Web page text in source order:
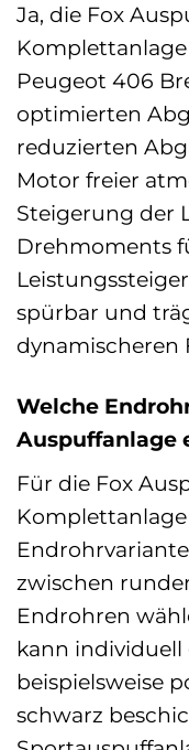
Ja, die Fox
Peugeot 406
optimierten
reduzierten
Motor freier
Steigerung der
Drehmoments
spürbar und
dynamischeren
Welche
Auspuffanlage
Für die Fox
zwischen
Endrohren
kann
beispielsweise
schwarz